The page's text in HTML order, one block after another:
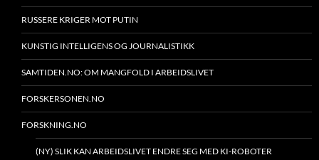
RUSSERE KRIGER MOT PUTIN
KUNSTIG INTELLIGENS OG JOURNALISTIKK
SAMTIDEN.NO: OM MANGFOLD I ARBEIDSLIVET
FORSKERSONEN.NO
FORSKNING.NO
(NY) SLIK KAN ARBEIDSLIVET ENDRE SEG MED KI-ROBOTER